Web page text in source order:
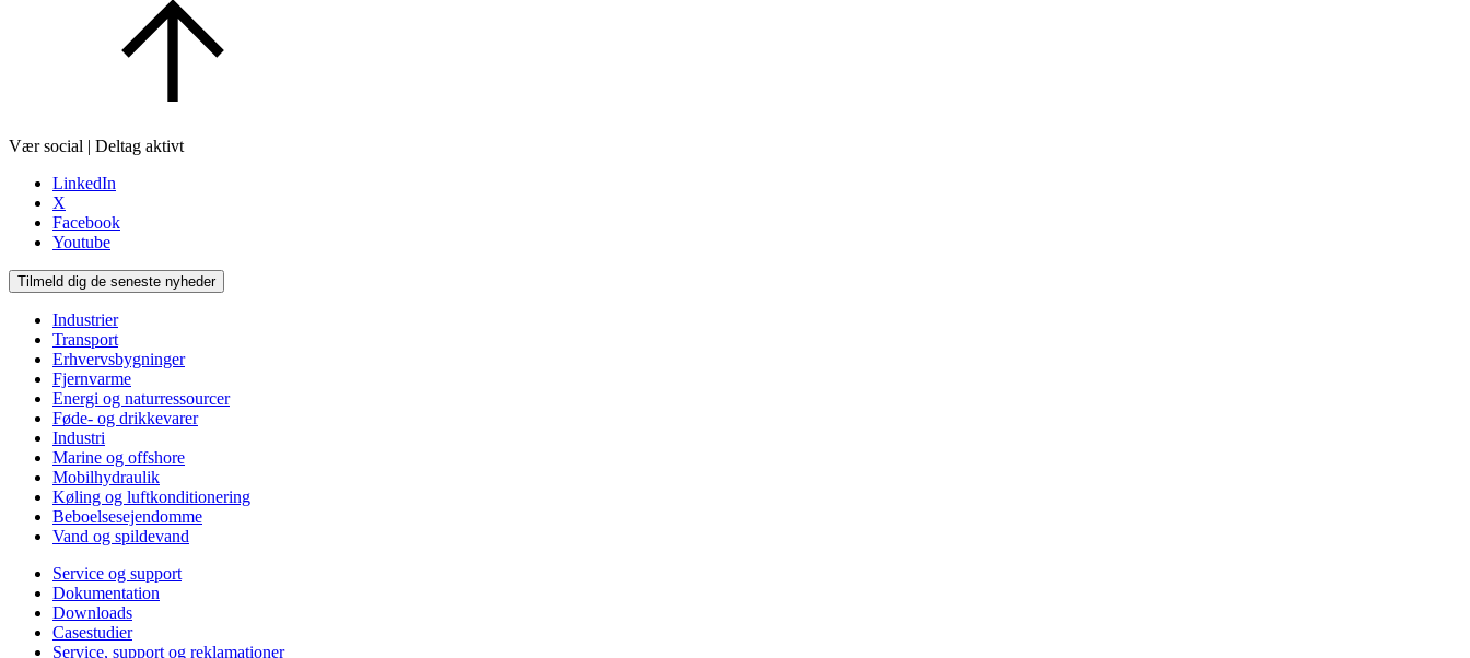
Vær social | Deltag aktivt
LinkedIn
X
Facebook
Youtube
Tilmeld dig de seneste nyheder
Industrier
Transport
Erhvervsbygninger
Fjernvarme
Energi og naturressourcer
Føde- og drikkevarer
Industri
Marine og offshore
Mobilhydraulik
Køling og luftkonditionering
Beboelsesejendomme
Vand og spildevand
Service og support
Dokumentation
Downloads
Casestudier
Service, support og reklamationer